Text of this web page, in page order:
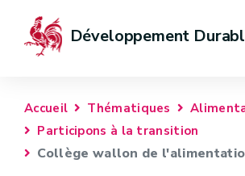
Développement
Accueil Thématiques
Participons à la transition
Collège wallon de